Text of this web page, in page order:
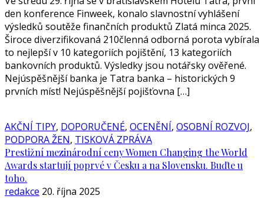
den konference Finweek, konalo slavnostní vyhlášení
výsledků soutěže finančních produktů Zlatá minca 2025.
Široce diverzifikovaná 210členná odborná porota vybírala
to nejlepší v 10 kategoriích pojištění, 13 kategoriích
bankovních produktů. Výsledky jsou notářsky ověřené.
Nejúspěšnější banka je Tatra banka – historických 9
prvních míst! Nejúspěšnější pojišťovna […]
AKČNÍ TIPY, DOPORUČENÉ, OCENĚNÍ, OSOBNÍ ROZVOJ,
PODPORA ŽEN, TISKOVÁ ZPRÁVA
Prestižní mezinárodní ceny Women Changing the World
Awards startují poprvé v Česku a na Slovensku. Buďte u
toho.
redakce 20. října 2025